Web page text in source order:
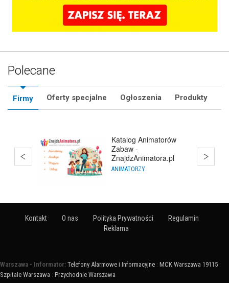
Polecane
Firmy Oferty specjalne Ogłoszenia Produkty
Estate Polska
BIURA NIERUCHOMOŚCI
Kontakt O nas Polityka Prywatności
Regulamin
Reklama
Warszawa - Informator: Telefony Alarmowe i Informacyjne : MCK Warszawa 19115 :
Szpitale Warszawa : Przychodnie Warszawa